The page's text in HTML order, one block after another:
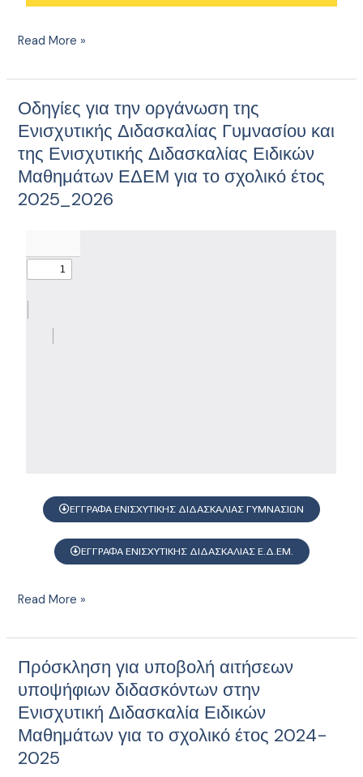
2025-
Read More »
Οδηγίες για την οργάνωση της
Ενισχυτικής Διδασκαλίας Γυμνασίου και
της Ενισχυτικής Διδασκαλίας Ειδικών
Μαθημάτων ΕΔΕΜ για το σχολικό έτος
2025_2026
ΕΓΓΡΑΦΑ ΕΝΙΣΧΥΤΙΚΗΣ ΔΙΔΑΣΚΑΛΙΑΣ ΓΥΜΝΑΣΙΩΝ
ΕΓΓΡΑΦΑ ΕΝΙΣΧΥΤΙΚΗΣ ΔΙΔΑΣΚΑΛΙΑΣ Ε.Δ.ΕΜ.
Οδηγίες
για
οργάνωση
της
Ενισχυτικής
και
της
Ενισχυτικής
Διδασκαλίας
Read More »
Πρόσκληση για υποβολή αιτήσεων
υποψήφιων διδασκόντων στην
Ενισχυτική Διδασκαλία Ειδικών
Μαθημάτων για το σχολικό έτος 2024-
2025
Πρόσκληση
για
υποβολή
αιτήσεων
υποψήφιων
διδασκόντων